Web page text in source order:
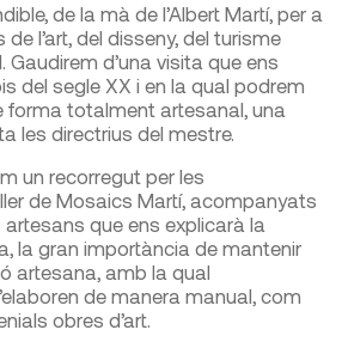
de la mà de l’Albert Martí, per a
l’art, del disseny, del turisme
Gaudirem d’una visita que ens
del segle XX i en la qual podrem
forma totalment artesanal, una
les directrius del mestre.
un recorregut per les
de Mosaics Martí, acompanyats
que ens explicarà la
la gran importància de mantenir
artesana, amb la qual
de manera manual, com
obres d’art.